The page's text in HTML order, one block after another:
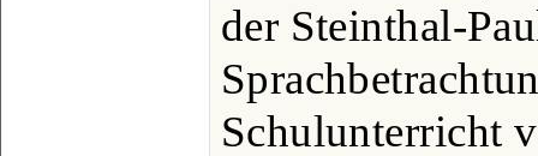
der Steinthal-
Schulunterricht